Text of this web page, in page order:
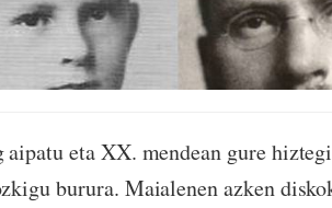
aipatu eta XX. mendean gure
burura. Maialenen azken